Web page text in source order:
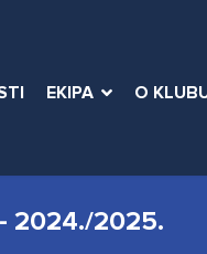
EKIPA O
2024./2025.